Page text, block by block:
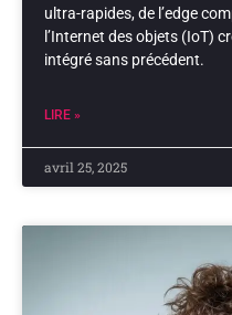
ultra-rapides, de l’edge
l’Internet des objets (IoT)
intégré sans précédent.
LIRE »
avril 25, 2025